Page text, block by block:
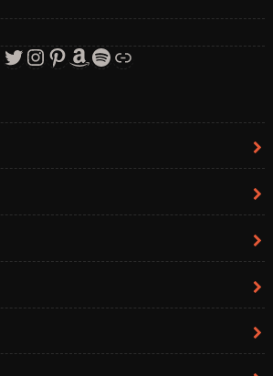
Twitter
Instagram
Pinterest
Amazon
Spotify
リンク